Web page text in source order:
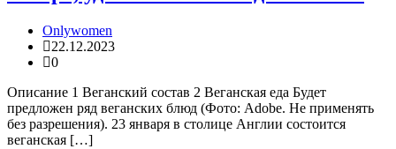
Onlywomen
22.12.2023
0
Описание 1 Веганский состав 2 Веганская еда Будет
предложен ряд веганских блюд (Фото: Adobe. Не применять
без разрешения). 23 января в столице Англии состоится
веганская […]